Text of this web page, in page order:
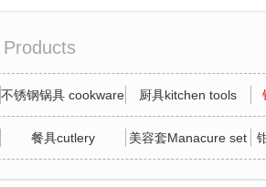
Products
不锈钢锅具 cookware 厨具kitchen tools
餐具cutlery 美容套Manacure set